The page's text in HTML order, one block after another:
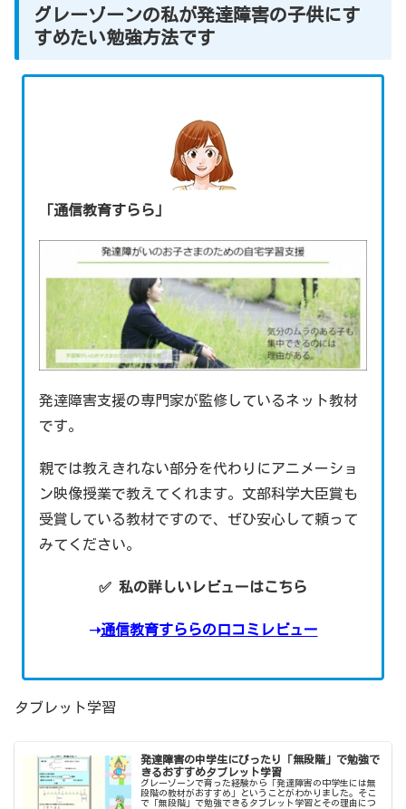
グレーゾーンの私が発達障害の子供にす
すめたい勉強方法です
「通信教育すらら」
発達障害支援の専門家が監修しているネット教材
です。
親では教えきれない部分を代わりにアニメーショ
ン映像授業で教えてくれます。文部科学大臣賞も
受賞している教材ですので、ぜひ安心して頼って
みてください。
✅ 私の詳しいレビューはこちら
➝通信教育すららの口コミレビュー
タブレット学習
発達障害の中学生にぴったり「無段階」で勉強で
きるおすすめタブレット学習
グレーゾーンで育った経験から「発達障害の中学生には無
段階の教材がおすすめ」ということがわかりました。そこ
で「無段階」で勉強できるタブレット学習とその理由につ